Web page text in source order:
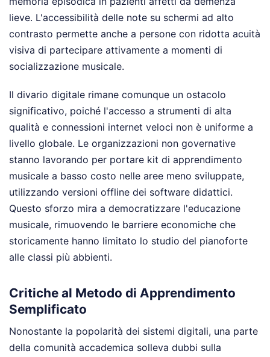
lieve. L'accessibilità delle note su schermi ad alto
contrasto permette anche a persone con ridotta acuità
visiva di partecipare attivamente a momenti di
socializzazione musicale.
Il divario digitale rimane comunque un ostacolo
significativo, poiché l'accesso a strumenti di alta
qualità e connessioni internet veloci non è uniforme a
livello globale. Le organizzazioni non governative
stanno lavorando per portare kit di apprendimento
musicale a basso costo nelle aree meno sviluppate,
utilizzando versioni offline dei software didattici.
Questo sforzo mira a democratizzare l'educazione
musicale, rimuovendo le barriere economiche che
storicamente hanno limitato lo studio del pianoforte
alle classi più abbienti.
Critiche al Metodo di Apprendimento
Semplificato
Nonostante la popolarità dei sistemi digitali, una parte
della comunità accademica solleva dubbi sulla